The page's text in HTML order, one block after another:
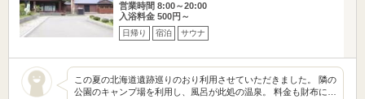
営業時間 8:00～20:00
入浴料金 500円～
日帰り 宿泊 サウナ
この夏の北海道遺跡巡りのおり利用させていただきました。 隣の
公園のキャンプ場を利用し、風呂が此処の温泉。 料金も財布に…